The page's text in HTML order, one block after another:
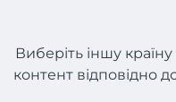
Реєстрація
Виберіть іншу
контент відповідно